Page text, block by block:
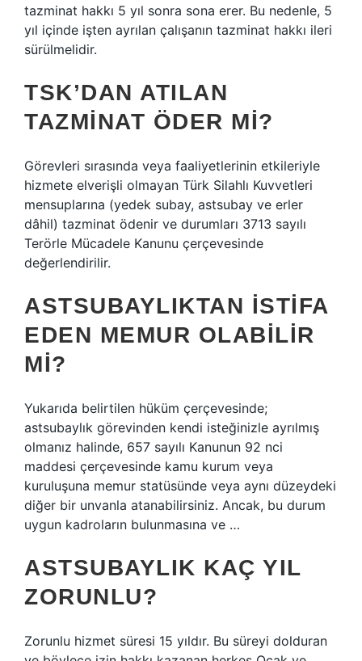
tazminat hakkı 5 yıl sonra sona erer. Bu nedenle, 5
yıl içinde işten ayrılan çalışanın tazminat hakkı ileri
sürülmelidir.
TSK’DAN ATILAN
TAZMINAT ÖDER MI?
Görevleri sırasında veya faaliyetlerinin etkileriyle
hizmete elverişli olmayan Türk Silahlı Kuvvetleri
mensuplarına (yedek subay, astsubay ve erler
dâhil) tazminat ödenir ve durumları 3713 sayılı
Terörle Mücadele Kanunu çerçevesinde
değerlendirilir.
ASTSUBAYLIKTAN ISTIFA
EDEN MEMUR OLABILIR
MI?
Yukarıda belirtilen hüküm çerçevesinde;
astsubaylık görevinden kendi isteğinizle ayrılmış
olmanız halinde, 657 sayılı Kanunun 92 nci
maddesi çerçevesinde kamu kurum veya
kuruluşuna memur statüsünde veya aynı düzeydeki
diğer bir unvanla atanabilirsiniz. Ancak, bu durum
uygun kadroların bulunmasına ve …
ASTSUBAYLIK KAÇ YIL
ZORUNLU?
Zorunlu hizmet süresi 15 yıldır. Bu süreyi dolduran